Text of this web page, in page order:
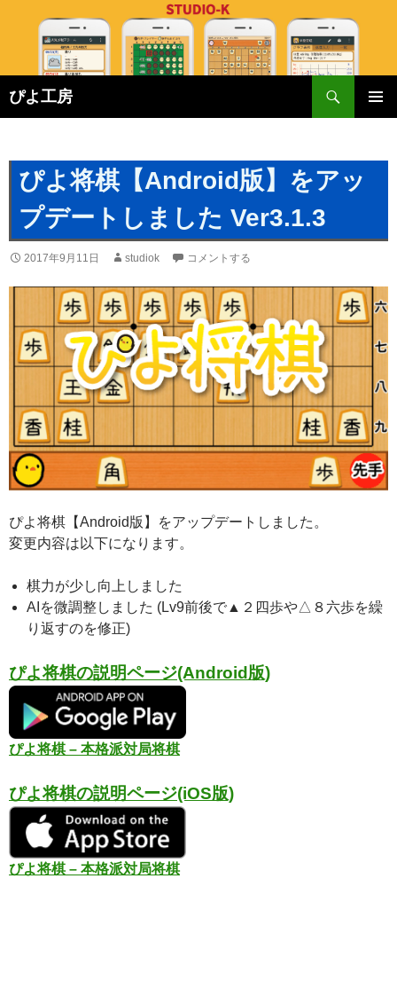
ぴよ工房
索
キ
ッ
ぴよ将棋【Android版】をアッ
プデートしました Ver3.1.3
2017年9月11日 studiok コメントする
ぴよ将棋【Android版】をアップデートしました。
変更内容は以下になります。
棋力が少し向上しました
AIを微調整しました (Lv9前後で▲２四歩や△８六歩を繰
り返すのを修正)
ぴよ将棋の説明ページ(Android版)
ぴよ将棋 – 本格派対局将棋
ぴよ将棋の説明ページ(iOS版)
ぴよ将棋 – 本格派対局将棋